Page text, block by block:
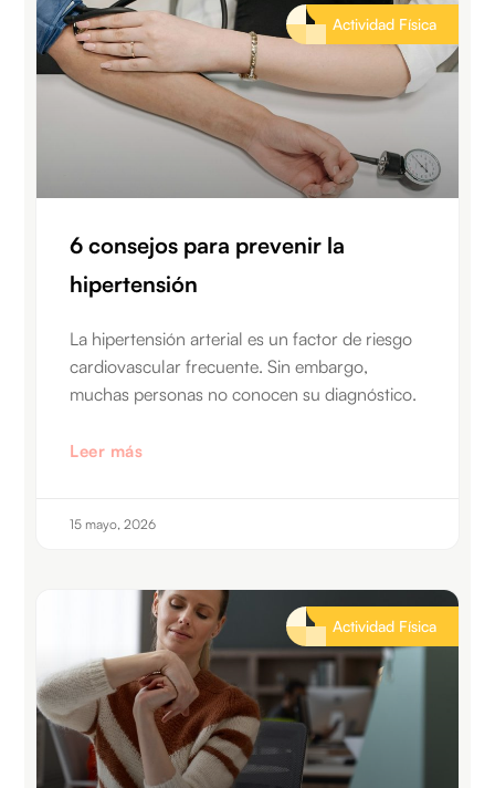
Actividad Física
6 consejos para prevenir la
hipertensión
La hipertensión arterial es un factor de riesgo
cardiovascular frecuente. Sin embargo,
muchas personas no conocen su diagnóstico.
Leer más
15 mayo, 2026
Actividad Física